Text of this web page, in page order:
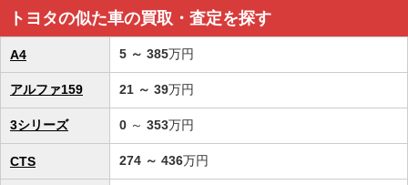
トヨタの似た車の買取・査定を探す
A4 5 ～ 385万円
アルファ159 21 ～ 39万円
3シリーズ 0 ～ 353万円
CTS 274 ～ 436万円